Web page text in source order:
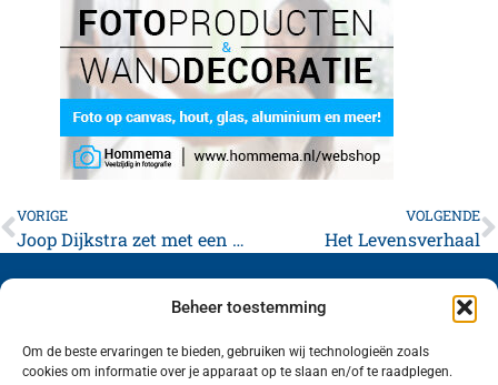
Beheer toestemming
Om de beste ervaringen te bieden, gebruiken wij technologieën zoals
cookies om informatie over je apparaat op te slaan en/of te raadplegen.
VORIGE
Joop Dijkstra zet met een nieuw biertje Eise Eisinga op een voetstuk
VOLGENDE
Het Levensverhaal